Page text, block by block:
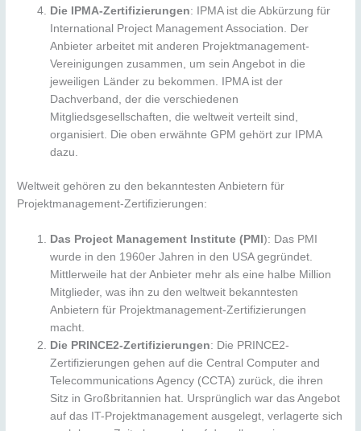
Die IPMA-Zertifizierungen: IPMA ist die Abkürzung für
International Project Management Association. Der
Anbieter arbeitet mit anderen Projektmanagement-
Vereinigungen zusammen, um sein Angebot in die
jeweiligen Länder zu bekommen. IPMA ist der
Dachverband, der die verschiedenen
Mitgliedsgesellschaften, die weltweit verteilt sind,
organisiert. Die oben erwähnte GPM gehört zur IPMA
dazu.
Weltweit gehören zu den bekanntesten Anbietern für
Projektmanagement-Zertifizierungen:
Das Project Management Institute (PMI): Das PMI
wurde in den 1960er Jahren in den USA gegründet.
Mittlerweile hat der Anbieter mehr als eine halbe Million
Mitglieder, was ihn zu den weltweit bekanntesten
Anbietern für Projektmanagement-Zertifizierungen
macht.
Die PRINCE2-Zertifizierungen: Die PRINCE2-
Zertifizierungen gehen auf die Central Computer and
Telecommunications Agency (CCTA) zurück, die ihren
Sitz in Großbritannien hat. Ursprünglich war das Angebot
auf das IT-Projektmanagement ausgelegt, verlagerte sich